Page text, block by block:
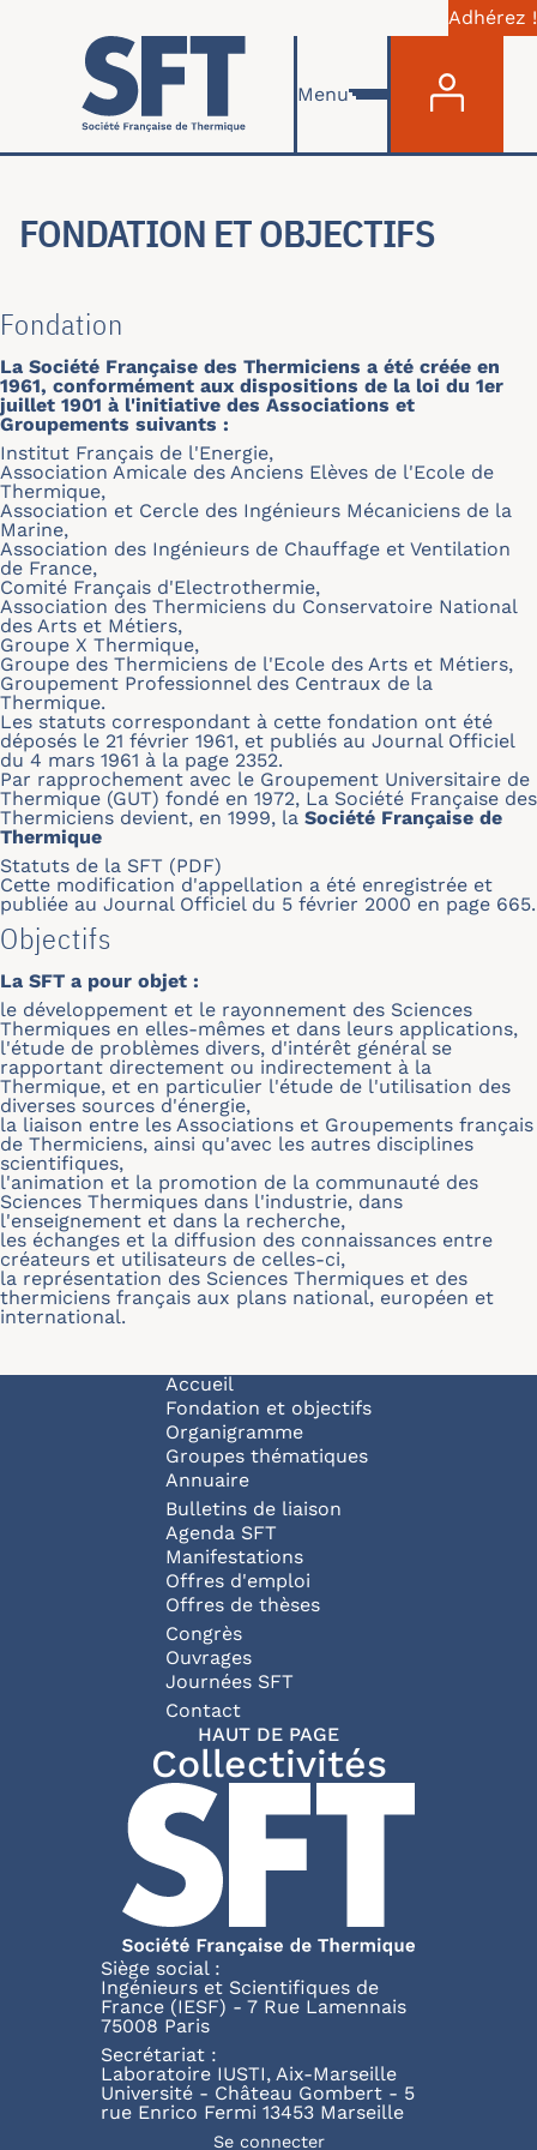
Aller au contenu principal
Adhérez !
Menu
FONDATION ET OBJECTIFS
Fondation
La Société Française des Thermiciens a été créée en
1961, conformément aux dispositions de la loi du 1er
juillet 1901 à l'initiative des Associations et
Groupements suivants :
Institut Français de l'Energie,
Association Amicale des Anciens Elèves de l'Ecole de
Thermique,
Association et Cercle des Ingénieurs Mécaniciens de la
Marine,
Association des Ingénieurs de Chauffage et Ventilation
de France,
Comité Français d'Electrothermie,
Association des Thermiciens du Conservatoire National
des Arts et Métiers,
Groupe X Thermique,
Groupe des Thermiciens de l'Ecole des Arts et Métiers,
Groupement Professionnel des Centraux de la
Thermique.
Les statuts correspondant à cette fondation ont été
déposés le 21 février 1961, et publiés au Journal Officiel
du 4 mars 1961 à la page 2352.
Par rapprochement avec le Groupement Universitaire de
Thermique (GUT) fondé en 1972, La Société Française des
Thermiciens devient, en 1999, la Société Française de
Thermique
Statuts de la SFT (PDF)
Cette modification d'appellation a été enregistrée et
publiée au Journal Officiel du 5 février 2000 en page 665.
Objectifs
La SFT a pour objet :
le développement et le rayonnement des Sciences
Thermiques en elles-mêmes et dans leurs applications,
l'étude de problèmes divers, d'intérêt général se
rapportant directement ou indirectement à la
Thermique, et en particulier l'étude de l'utilisation des
diverses sources d'énergie,
la liaison entre les Associations et Groupements français
de Thermiciens, ainsi qu'avec les autres disciplines
scientifiques,
l'animation et la promotion de la communauté des
Sciences Thermiques dans l'industrie, dans
l'enseignement et dans la recherche,
les échanges et la diffusion des connaissances entre
créateurs et utilisateurs de celles-ci,
la représentation des Sciences Thermiques et des
thermiciens français aux plans national, européen et
international.
Navigation principale
Accueil
Fondation et objectifs
Organigramme
Groupes thématiques
Annuaire
Bulletins de liaison
Agenda SFT
Manifestations
Offres d'emploi
Offres de thèses
Congrès
Ouvrages
Journées SFT
Pied de page
Contact
HAUT DE PAGE
Collectivités
Siège social :
Ingénieurs et Scientifiques de
France (IESF) - 7 Rue Lamennais
75008 Paris
Secrétariat :
Laboratoire IUSTI, Aix-Marseille
Université - Château Gombert - 5
rue Enrico Fermi 13453 Marseille
Se connecter